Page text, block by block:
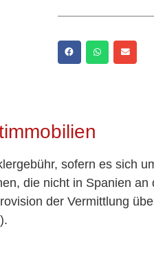
sofern es sich
die nicht in Spanien
der Vermittlung